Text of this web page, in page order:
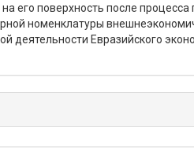
его поверхность после
номенклатуры
Евразийского